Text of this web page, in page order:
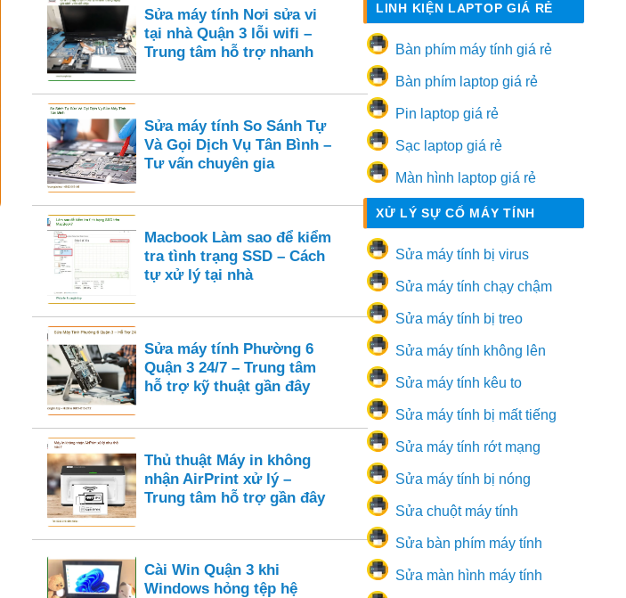
Sửa máy tính Nơi sửa vi
tại nhà Quận 3 lỗi wifi –
Trung tâm hỗ trợ nhanh
Sửa máy tính So Sánh Tự
Và Gọi Dịch Vụ Tân Bình –
Tư vấn chuyên gia
Macbook Làm sao để kiểm
tra tình trạng SSD – Cách
tự xử lý tại nhà
Sửa máy tính Phường 6
Quận 3 24/7 – Trung tâm
hỗ trợ kỹ thuật gần đây
Thủ thuật Máy in không
nhận AirPrint xử lý –
Trung tâm hỗ trợ gần đây
Cài Win Quận 3 khi
Windows hỏng tệp hệ
LINH KIỆN LAPTOP GIÁ RẺ
Bàn phím máy tính giá rẻ
Bàn phím laptop giá rẻ
Pin laptop giá rẻ
Sạc laptop giá rẻ
Màn hình laptop giá rẻ
XỬ LÝ SỰ CỐ MÁY TÍNH
Sửa máy tính bị virus
Sửa máy tính chạy chậm
Sửa máy tính bị treo
Sửa máy tính không lên
Sửa máy tính kêu to
Sửa máy tính bị mất tiếng
Sửa máy tính rớt mạng
Sửa máy tính bị nóng
Sửa chuột máy tính
Sửa bàn phím máy tính
Sửa màn hình máy tính